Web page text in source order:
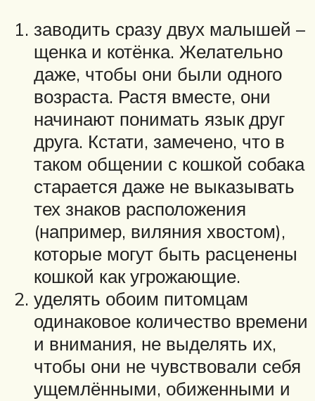
заводить сразу двух малышей –
щенка и котёнка. Желательно
даже, чтобы они были одного
возраста. Растя вместе, они
начинают понимать язык друг
друга. Кстати, замечено, что в
таком общении с кошкой собака
старается даже не выказывать
тех знаков расположения
(например, виляния хвостом),
которые могут быть расценены
кошкой как угрожающие.
уделять обоим питомцам
одинаковое количество времени
и внимания, не выделять их,
чтобы они не чувствовали себя
ущемлёнными, обиженными и